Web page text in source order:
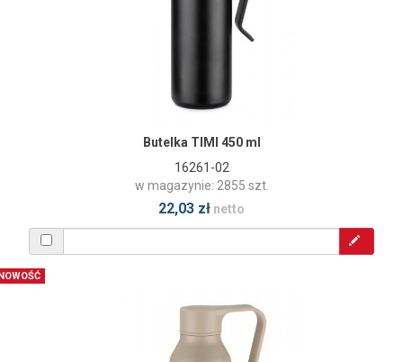
Butelka TIMI 450 ml
16261-02
w magazynie: 2855 szt.
22,03 zł netto